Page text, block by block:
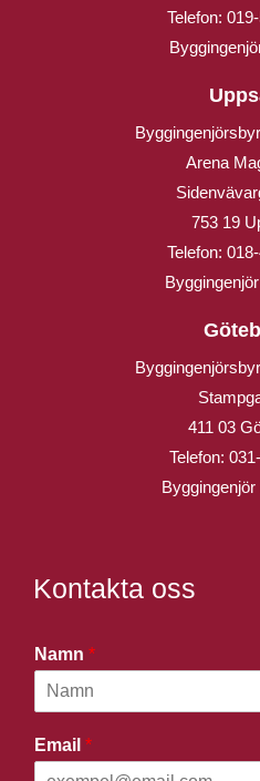
Telefon:
Arena
753 19
Telefon:
411 03
Telefon:
Kontakta oss
Namn *
Email *